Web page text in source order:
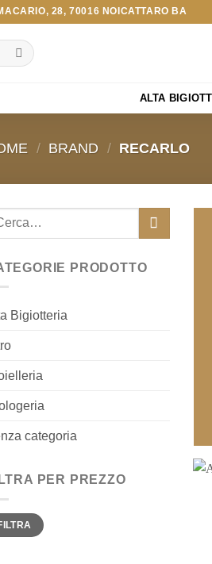
28, 70016 NOICATTARO BA
ALTA
/ BRAND / RECARLO
PRODOTTO
Bigiotteria
categoria
PER PREZZO